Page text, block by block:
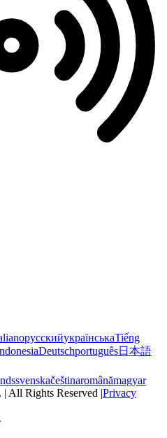
русскийукраїнськаTiếng
Deutschportuguês日本語
svenskačeštinaromânămagyar
All Rights Reserved |Privacy